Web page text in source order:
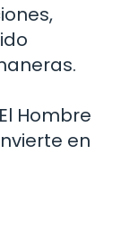
Hombre
en